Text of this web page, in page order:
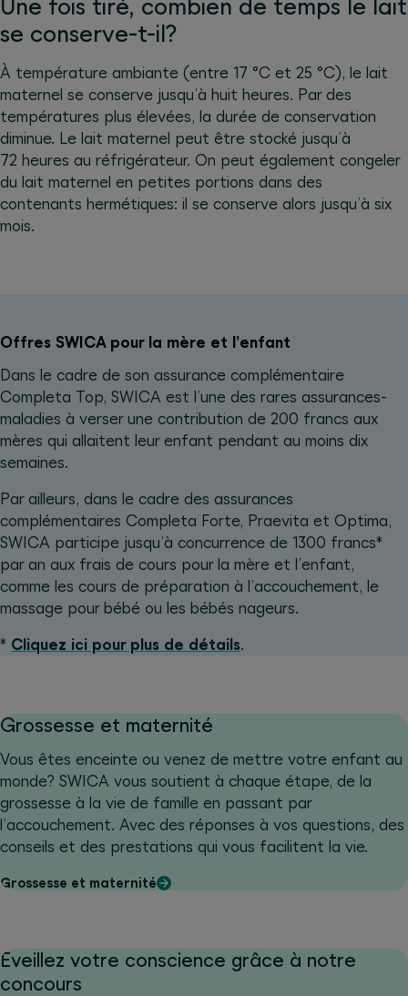
Une fois tiré, combien de temps le lait
se conserve-t-il?
À température ambiante (entre 17 °C et 25 °C), le lait
maternel se conserve jusqu’à huit heures. Par des
températures plus élevées, la durée de conservation
diminue. Le lait maternel peut être stocké jusqu’à
72 heures au réfrigérateur. On peut également congeler
du lait maternel en petites portions dans des
contenants hermétiques: il se conserve alors jusqu’à six
mois.
Offres SWICA pour la mère et l’enfant
Dans le cadre de son assurance complémentaire
Completa Top, SWICA est l’une des rares assurances-
maladies à verser une contribution de 200 francs aux
mères qui allaitent leur enfant pendant au moins dix
semaines.
Par ailleurs, dans le cadre des assurances
complémentaires Completa Forte, Praevita et Optima,
SWICA participe jusqu’à concurrence de 1300 francs*
par an aux frais de cours pour la mère et l’enfant,
comme les cours de préparation à l’accouchement, le
massage pour bébé ou les bébés nageurs.
* Cliquez ici pour plus de détails.
Grossesse et maternité
Vous êtes enceinte ou venez de mettre votre enfant au
monde? SWICA vous soutient à chaque étape, de la
grossesse à la vie de famille en passant par
l’accouchement. Avec des réponses à vos questions, des
conseils et des prestations qui vous facilitent la vie.
Grossesse et maternité
Éveillez votre conscience grâce à notre
concours